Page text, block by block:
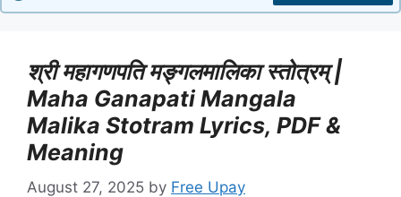
श्री महागणपति मङ्गलमालिका स्तोत्रम् |
Maha Ganapati Mangala
Malika Stotram Lyrics, PDF &
Meaning
August 27, 2025 by Free Upay